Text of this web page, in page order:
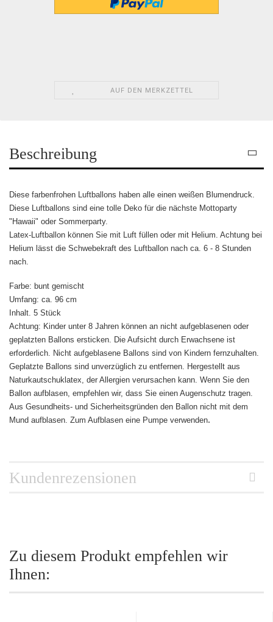
AUF DEN MERKZETTEL
Beschreibung
Diese farbenfrohen Luftballons haben alle einen weißen Blumendruck.
Diese Luftballons sind eine tolle Deko für die nächste Mottoparty
"Hawaii" oder Sommerparty.
Latex-Luftballon können Sie mit Luft füllen oder mit Helium. Achtung bei
Helium lässt die Schwebekraft des Luftballon nach ca. 6 - 8 Stunden
nach.
Farbe: bunt gemischt
Umfang: ca. 96 cm
Inhalt. 5 Stück
Achtung: Kinder unter 8 Jahren können an nicht aufgeblasenen oder
geplatzten Ballons ersticken. Die Aufsicht durch Erwachsene ist
erforderlich. Nicht aufgeblasene Ballons sind von Kindern fernzuhalten.
Geplatzte Ballons sind unverzüglich zu entfernen. Hergestellt aus
Naturkautschuklatex, der Allergien verursachen kann. Wenn Sie den
Ballon aufblasen, empfehlen wir, dass Sie einen Augenschutz tragen.
Aus Gesundheits- und Sicherheitsgründen den Ballon nicht mit dem
Mund aufblasen. Zum Aufblasen eine Pumpe verwenden.
Kundenrezensionen
Zu diesem Produkt empfehlen wir
Ihnen: